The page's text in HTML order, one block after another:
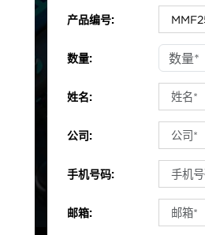
产品编号:
数量:
姓名:
公司:
手机号码:
邮箱: